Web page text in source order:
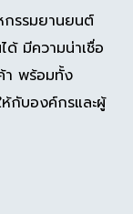
กรรมยานยนต์
มีความน่าเชื่อ
า พร้อมทั้ง
กับองค์กรและผู้